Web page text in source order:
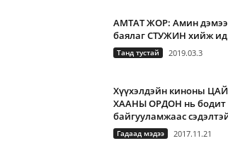
АМТАТ ЖОР: Амин
баялаг СТУЖИН хийж
Танд тустай 2019.03.3
Хүүхэлдэйн киноны
ХААНЫ ОРДОН нь бодит
байгууламжаас
Гадаад мэдээ 2017.11.21